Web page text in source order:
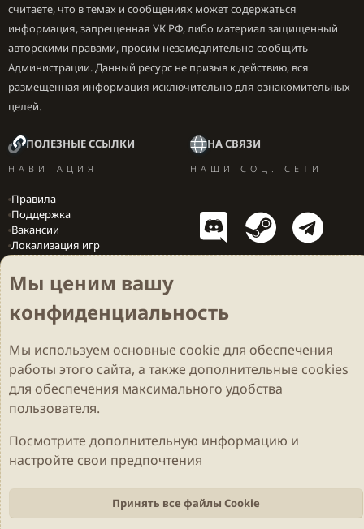
считаете, что в темах и сообщениях может содержаться
информация, запрещенная УК РФ, либо материал защищенный
авторскими правами, просим незамедлительно сообщить
Администрации. Данный ресурс не призыв к действию, вся
размещенная информация исключительно для ознакомительных
целей.
ПОЛЕЗНЫЕ ССЫЛКИ
НАВИГАЦИЯ
Правила
Поддержка
Вакансии
Локализация игр
НА СВЯЗИ
НАШИ СОЦ. СЕТИ
Cookies Darkdale - Основа [v.2.3.2 rc1] 🔥
Политика конфиденциальности
Помощь
R
S
Parts of this site developed by Details)
Theming with
Мы ценим вашу
конфиденциальность
Мы используем основные cookieдля обеспечения
работы этого сайта, а также дополнительные cookies
для обеспечения максимального удобства
пользователя.
Посмотрите дополнительную информацию и
настройте свои предпочтения
Принять все файлы Cookie